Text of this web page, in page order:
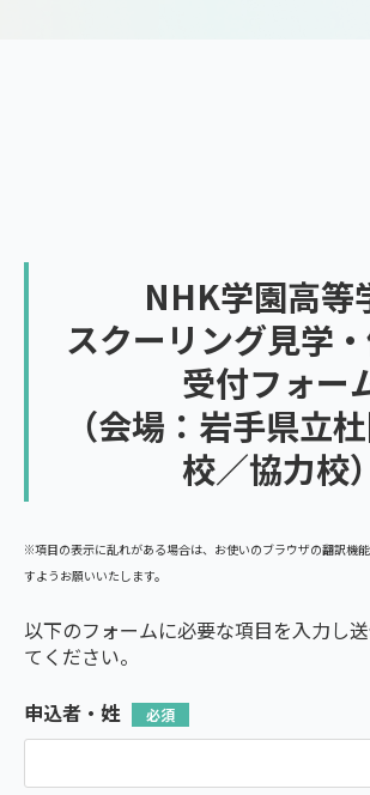
NHK学園高等
スクーリング見学
受付フォー
（会場：岩手県立
校／協力校）
※項目の表示に乱れがある場合は、お使いのブラウザの翻訳機
すようお願いいたします。
以下のフォームに必要な項目を入力し
てください。
申込者・姓